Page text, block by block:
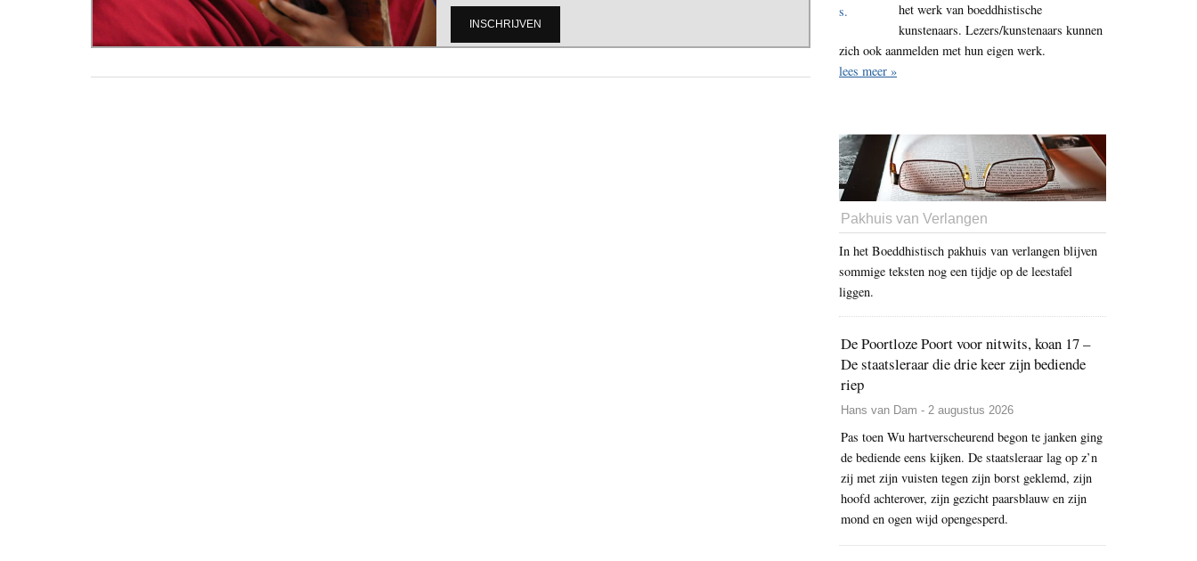
het werk van boeddhistische
kunstenaars. Lezers/kunstenaars kunnen
zich ook aanmelden met hun eigen werk.
lees meer »
Pakhuis van Verlangen
In het Boeddhistisch pakhuis van verlangen blijven
sommige teksten nog een tijdje op de leestafel
liggen.
De Poortloze Poort voor nitwits, koan 17 –
De staatsleraar die drie keer zijn bediende
riep
Hans van Dam - 2 augustus 2026
Pas toen Wu hartverscheurend begon te janken ging
de bediende eens kijken. De staatsleraar lag op z’n
zij met zijn vuisten tegen zijn borst geklemd, zijn
hoofd achterover, zijn gezicht paarsblauw en zijn
mond en ogen wijd opengesperd.